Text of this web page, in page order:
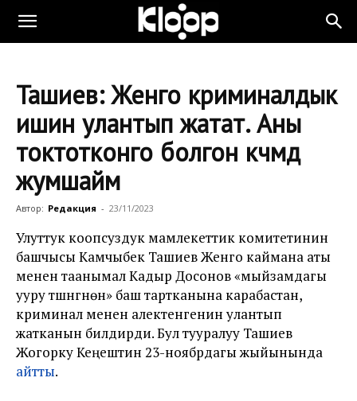
Ташиев: Женго криминалдык
ишин улантып жатат. Аны
токтотконго болгон күчүмдү
жумшайм
Автор: Редакция - 23/11/2023
Улуттук коопсуздук мамлекеттик комитетинин
башчысы Камчыбек Ташиев Женго каймана аты
менен таанымал Кадыр Досонов «мыйзамдагы
ууру түшүнүгүнөн» баш тартканына карабастан,
криминал менен алектенгенин улантып
жатканын билдирди. Бул тууралуу Ташиев
Жогорку Кеңештин 23-ноябрдагы жыйынында
айтты.